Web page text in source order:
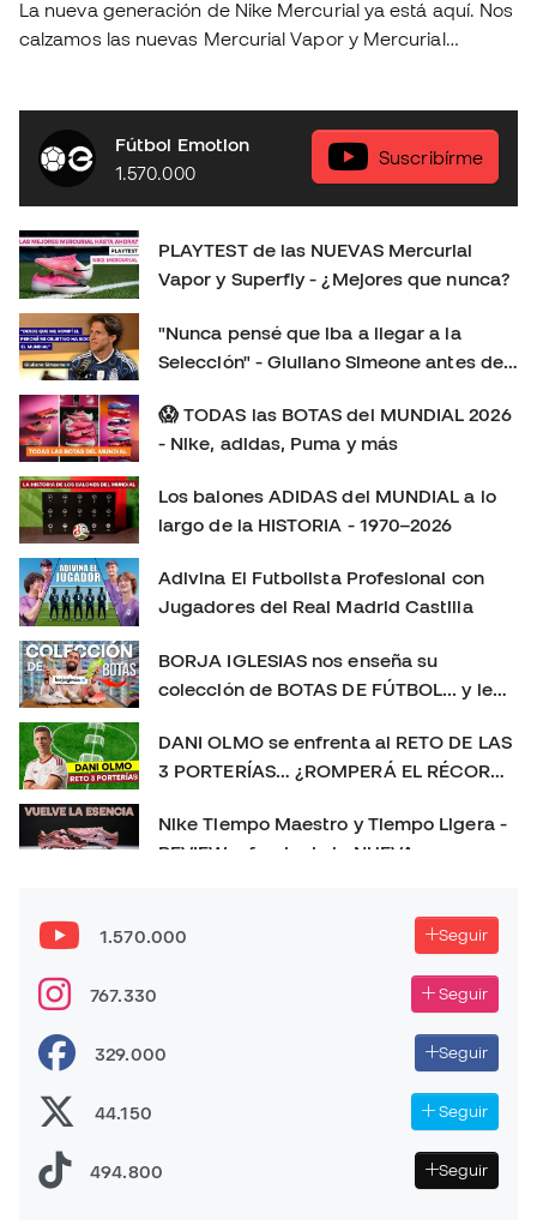
La nueva generación de Nike Mercurial ya está aquí. Nos
calzamos las nuevas Mercurial Vapor y Mercurial
respecto a la generación anterior. En este playtest
analizamos: 👟 Ajuste y comodidad. ⚽ Sensaciones con
el balón. 🚀 Tracción, aceleración y cambios de ritmo. 🔍
Todas las novedades de esta nueva generación. 🤔
¿Merecen la pena? ¿Cuál elegir: Vapor o Superfly?
Déjanos en los comentarios tu opinión: ¿Eres más de
Mercurial Vapor o de Mercurial Superfly? 👇 Consíguelas
aquí:
https://www.futbolemotion.com/es/categoria/botas-de-
futbol/nike/linea-mercurial-velocidad Síguenos para no
perderte más playtests, comparativas y reviews de las
últimas botas de fútbol: Instagram:
https://www.tiktok.com/@futbolemotion X:
https://x.com/futbolemotion #Mercurial #NikeFootball
#MercurialVapor #MercurialSuperfly #BotasDeFútbol
#Playtest #Review #futbolemotion #botasdefutbol
#futbol #nikemercurial soloporteros_portada_es _es
Fútbol Emotion
1.570.000
Suscribírme
PLAYTEST de las NUEVAS Mercurial
Vapor y Superfly - ¿Mejores que nunca?
"Nunca pensé que iba a llegar a la
Selección" - Giuliano Simeone antes de
😱 TODAS las BOTAS del MUNDIAL 2026
- Nike, adidas, Puma y más
Los balones ADIDAS del MUNDIAL a lo
largo de la HISTORIA - 1970–2026
Adivina El Futbolista Profesional con
Jugadores del Real Madrid Castilla
BORJA IGLESIAS nos enseña su
colección de BOTAS DE FÚTBOL... y le
DANI OLMO se enfrenta al RETO DE LAS
3 PORTERÍAS… ¿ROMPERÁ EL RÉCORD?
Nike Tiempo Maestro y Tiempo Ligera -
REVIEW a fondo de la NUEVA
👑 | La más usada, la más vendida y el
PLAYTEST nuevas PREDATOR FT. 26 - NUEVO CAMBIO
DE GENERACIÓN!
1.570.000 Seguir
767.330 Seguir
329.000 Seguir
44.150 Seguir
494.800 Seguir